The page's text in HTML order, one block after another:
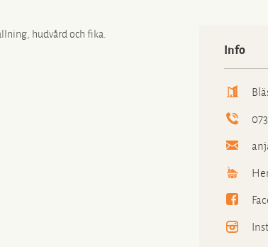
hudvård och fika.
Info